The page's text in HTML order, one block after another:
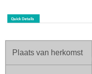
Plaats van herkomst